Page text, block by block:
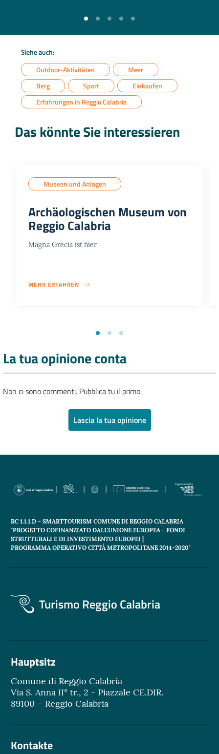
Siehe auch:
Outdoor-Aktivitäten
Meer
Berg
Sport
Einkaufen
Erfahrungen in Reggio Calabria
Das könnte Sie interessieren
Museen und Anlagen
Archäologischen Museum von
Reggio Calabria
Magna Grecia ist hier
MEHR ERFAHREN
La tua opinione conta
Non ci sono commenti. Pubblica tu il primo.
Lascia la tua opinione
RC 1.1.1.D – SMARTTOURISM COMUNE DI REGGIO CALABRIA
"PROGETTO COFINANZIATO DALL'UNIONE EUROPEA - FONDI
STRUTTURALI E DI INVESTIMENTO EUROPEI |
PROGRAMMA OPERATIVO CITTÀ METROPOLITANE 2014-2020"
Turismo Reggio Calabria
Hauptsitz
Comune di Reggio Calabria
Via S. Anna II° tr., 2 - Piazzale CE.DIR.
89100 – Reggio Calabria
Kontakte